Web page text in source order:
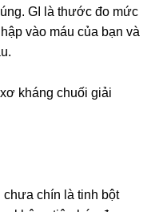
GI là thước đo mức
vào máu của bạn và
kháng chuối giải
chưa chín là tinh bột